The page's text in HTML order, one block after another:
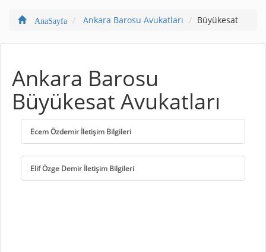
AnaSayfa Ankara Barosu Avukatları Büyükesat
Ankara Barosu
Büyükesat Avukatları
Ecem Özdemir İletişim Bilgileri
Elif Özge Demir İletişim Bilgileri